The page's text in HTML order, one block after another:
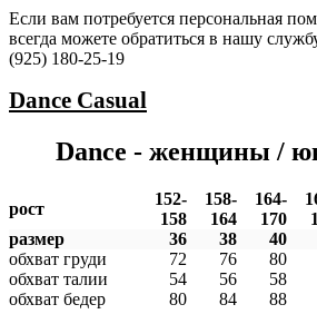
Если вам потребуется персональная
всегда можете обратиться в нашу
(925) 180-25-19
Dance Casual
Dance - женщины /
рост
152-
158
158-
164
164-
170
размер
36 38 40
обхват груди
72 76 80
обхват талии
54 56 58
обхват бедер
80 84 88